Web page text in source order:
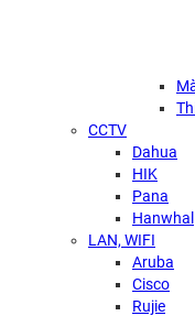
CCTV
Dahua
HIK
Pana
Hanwhal
LAN, WIFI
Aruba
Cisco
Rujie